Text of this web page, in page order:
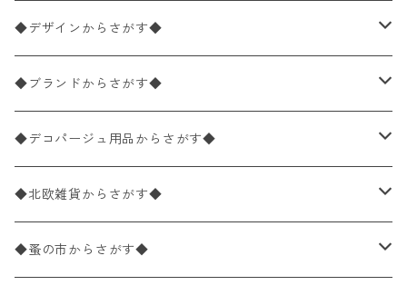
ペーパーナプキン1枚バラ売り
ペーパーナプキン20枚入りパック
ペーパーナプキン10枚入りパック
ライスペーパー
ペーパーリネンナプキン
33×33cm（ランチサイズ）
バラ売り
パック売り
25×25cm（カクテルサイズ）
バラ売り
パック売り
40×40cm（ディナーサイズ）
バラ売り
パック売り
21×21cm（ポケットサイズ）
バラ売り
33cm（ラウンド）
◆デザインからさがす◆
花柄
植物・グリーン柄
動物・鳥・昆虫・蝶柄
海・魚柄
◆ブランドからさがす◆
ドイツ製 IHR/イア
ランチサイズ
カクテルサイズ
ドイツ製 Ambiente/アンビエンテ
ランチサイズ
ドイツ製 Paperproducts Design
◆デコパージュ用品からさがす◆
デコパージュ液
デコパージュ下地
◆北欧雑貨からさがす◆
シリコンモールド
◆蚤の市からさがす◆